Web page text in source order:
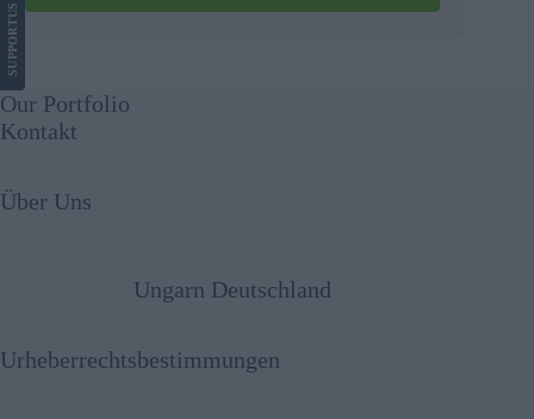
SUPPORT
US
Our Portfolio
Kontakt
Über Uns
Ungarn Deutschland
Urheberrechtsbestimmungen